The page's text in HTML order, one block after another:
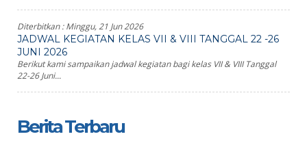
Diterbitkan :Minggu, 21 Jun 2026
JADWAL KEGIATAN KELAS VII & VIII TANGGAL 22 -26
JUNI 2026
Berikut kami sampaikan jadwal kegiatan bagi kelas VII & VIII Tanggal
22-26 Juni...
Berita Terbaru